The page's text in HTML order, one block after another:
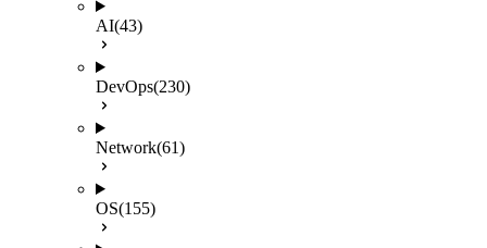
AI(43)
DevOps(230)
Network(61)
OS(155)